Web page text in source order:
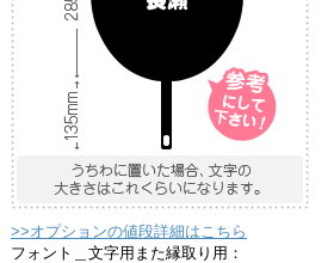
>>オプションの値段詳細はこちら
フォント＿文字用また縁取り用：